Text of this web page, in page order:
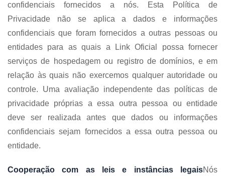
confidenciais fornecidos a nós. Esta Política de
Privacidade não se aplica a dados e informações
confidenciais que foram fornecidos a outras pessoas ou
entidades para as quais a Link Oficial possa fornecer
serviços de hospedagem ou registro de domínios, e em
relação às quais não exercemos qualquer autoridade ou
controle. Uma avaliação independente das políticas de
privacidade próprias a essa outra pessoa ou entidade
deve ser realizada antes que dados ou informações
confidenciais sejam fornecidos a essa outra pessoa ou
entidade.
Cooperação com as leis e instâncias legaisNós